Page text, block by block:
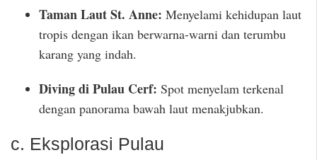
Taman Laut St. Anne: Menyelami kehidupan laut
tropis dengan ikan berwarna-warni dan terumbu
karang yang indah.
Diving di Pulau Cerf: Spot menyelam terkenal
dengan panorama bawah laut menakjubkan.
c. Eksplorasi Pulau